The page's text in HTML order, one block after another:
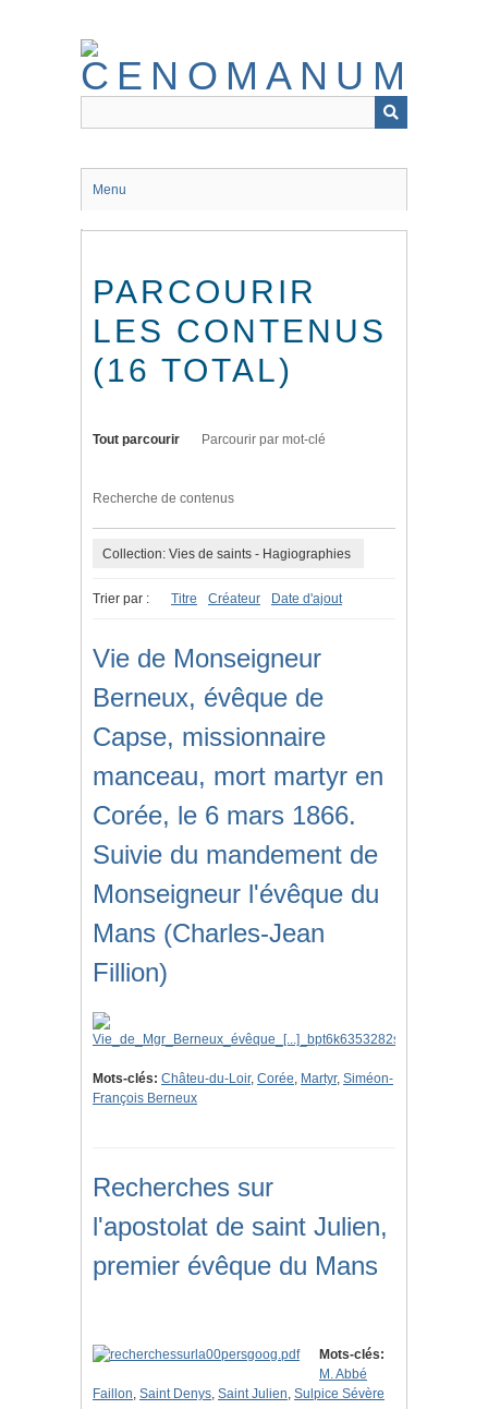
Menu
PARCOURIR
LES CONTENUS
(16 TOTAL)
Tout parcourir Parcourir par mot-clé
Recherche de contenus
Collection: Vies de saints - Hagiographies
Trier par : Titre Créateur Date d'ajout
Vie de Monseigneur
Berneux, évêque de
Capse, missionnaire
manceau, mort martyr en
Corée, le 6 mars 1866.
Suivie du mandement de
Monseigneur l'évêque du
Mans (Charles-Jean
Fillion)
Mots-clés: Châteu-du-Loir, Corée, Martyr, Siméon-
François Berneux
Recherches sur
l'apostolat de saint Julien,
premier évêque du Mans
Mots-clés:
M. Abbé
Faillon, Saint Denys, Saint Julien, Sulpice Sévère